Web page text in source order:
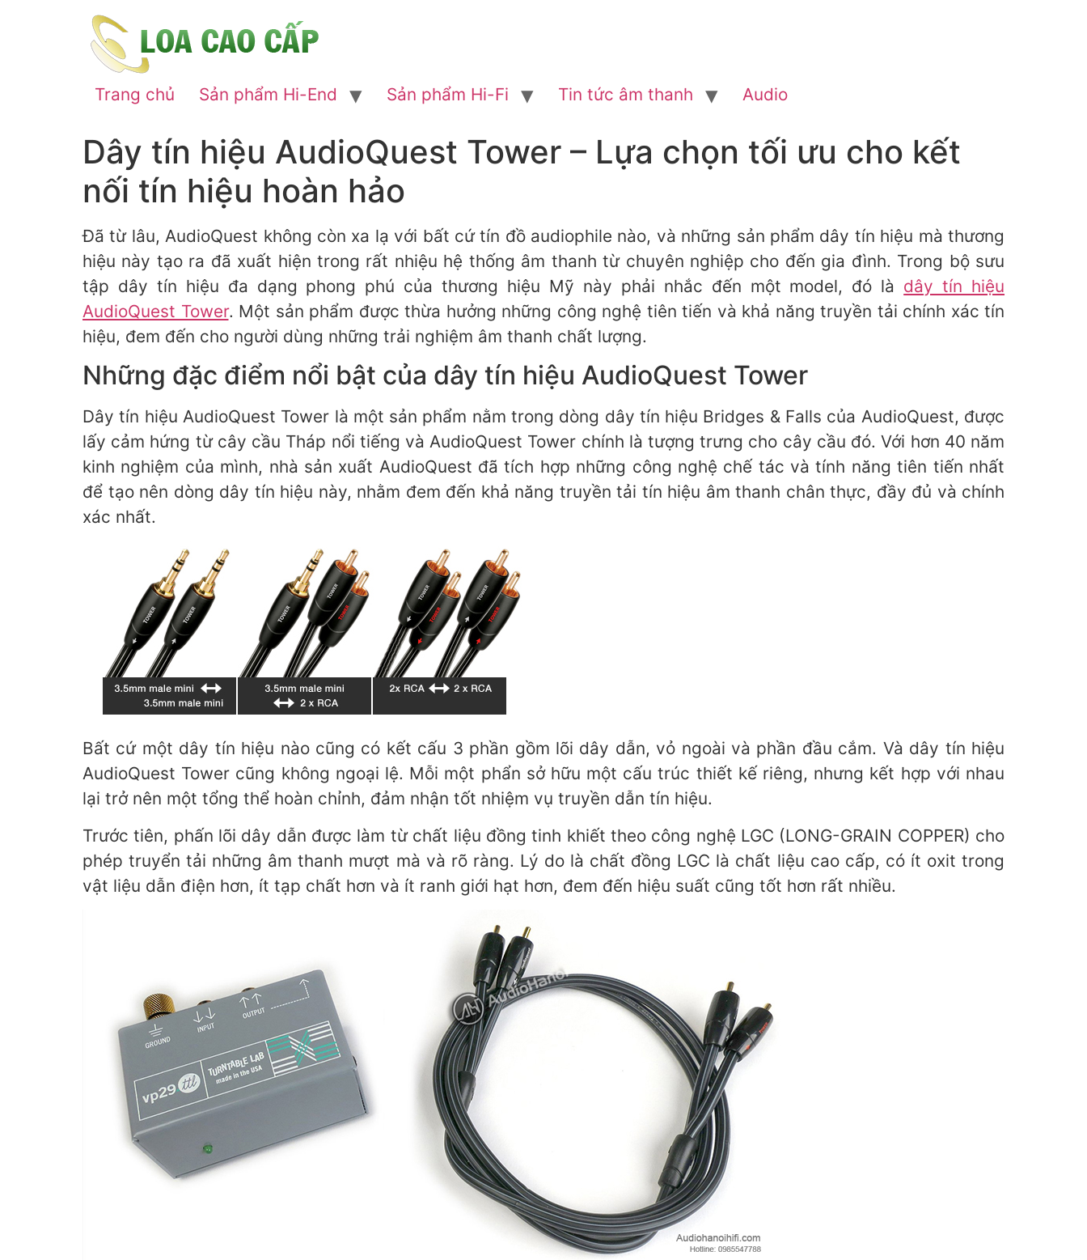
Trang chủ Sản phẩm Hi-End Sản phẩm Hi-Fi Tin tức âm thanh Audio
Dây tín hiệu AudioQuest Tower – Lựa chọn tối ưu cho kết
nối tín hiệu hoàn hảo
Đã từ lâu, AudioQuest không còn xa lạ với bất cứ tín đồ audiophile nào, và những sản phẩm dây tín hiệu mà thương
hiệu này tạo ra đã xuất hiện trong rất nhiệu hệ thống âm thanh từ chuyên nghiệp cho đến gia đình. Trong bộ sưu
tập dây tín hiệu đa dạng phong phú của thương hiệu Mỹ này phải nhắc đến một model, đó là dây tín hiệu
AudioQuest Tower. Một sản phẩm được thừa hưởng những công nghệ tiên tiến và khả năng truyền tải chính xác tín
hiệu, đem đến cho người dùng những trải nghiệm âm thanh chất lượng.
Những đặc điểm nổi bật của dây tín hiệu AudioQuest Tower
Dây tín hiệu AudioQuest Tower là một sản phẩm nằm trong dòng dây tín hiệu Bridges & Falls của AudioQuest, được
lấy cảm hứng từ cây cầu Tháp nổi tiếng và AudioQuest Tower chính là tượng trưng cho cây cầu đó. Với hơn 40 năm
kinh nghiệm của mình, nhà sản xuất AudioQuest đã tích hợp những công nghệ chế tác và tính năng tiên tiến nhất
để tạo nên dòng dây tín hiệu này, nhằm đem đến khả năng truyền tải tín hiệu âm thanh chân thực, đầy đủ và chính
xác nhất.
Bất cứ một dây tín hiệu nào cũng có kết cấu 3 phần gồm lõi dây dẫn, vỏ ngoài và phần đầu cắm. Và dây tín hiệu
AudioQuest Tower cũng không ngoại lệ. Mỗi một phẩn sở hữu một cấu trúc thiết kế riêng, nhưng kết hợp với nhau
lại trở nên một tổng thể hoàn chỉnh, đảm nhận tốt nhiệm vụ truyền dẫn tín hiệu.
Trước tiên, phấn lõi dây dẫn được làm từ chất liệu đồng tinh khiết theo công nghệ LGC (LONG-GRAIN COPPER) cho
phép truyển tải những âm thanh mượt mà và rõ ràng. Lý do là chất đồng LGC là chất liệu cao cấp, có ít oxit trong
vật liệu dẫn điện hơn, ít tạp chất hơn và ít ranh giới hạt hơn, đem đến hiệu suất cũng tốt hơn rất nhiều.